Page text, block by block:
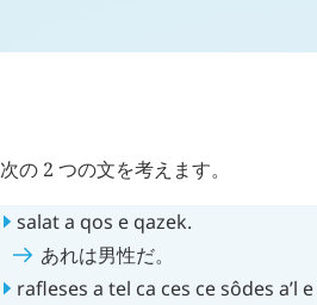
次の 2 つの文を考えます。
salata qos e qazek.
あれは男性だ。
rafleses a tel ca ces cesôdes a’l e